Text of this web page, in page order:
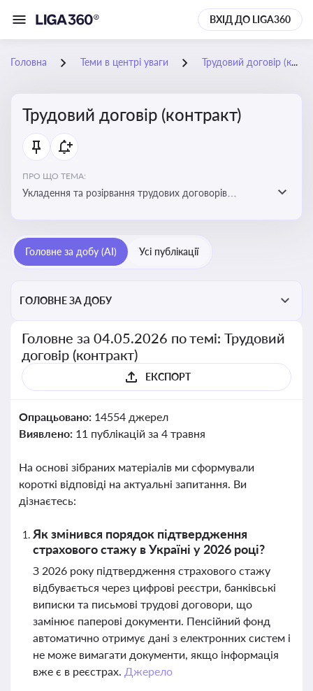
ВХІД ДО LIGA360
Головна Теми в центрі уваги Трудовий договір (контракт)
Трудовий договір (контракт)
ПРО ЩО ТЕМА:
Укладення та розірвання трудових договорів
Головне за добу (AI) Усі публікації
ГОЛОВНЕ ЗА ДОБУ
Головне за 04.05.2026 по темі: Трудовий
договір (контракт)
ЕКСПОРТ
Опрацьовано: 14554 джерел
Виявлено: 11 публікацій за 4 травня
На основі зібраних матеріалів ми сформували
короткі відповіді на актуальні запитання. Ви
дізнаєтесь:
Як змінився порядок підтвердження
страхового стажу в Україні у 2026 році?
З 2026 року підтвердження страхового стажу
відбувається через цифрові реєстри, банківські
виписки та письмові трудові договори, що
замінює паперові документи. Пенсійний фонд
автоматично отримує дані з електронних систем і
не може вимагати документи, якщо інформація
вже є в реєстрах. Джерело